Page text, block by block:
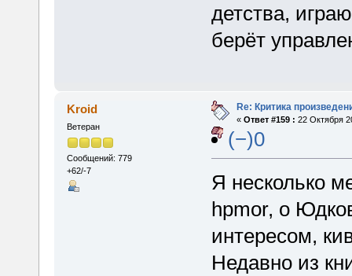
детства,
берёт
Kroid
Ветеран
Сообщений: 779
+62/-7
Re: Критика
« Ответ #159 : 22 Октября
(−)0
Я несколько
hpmor, о
интересом,
Недавно из